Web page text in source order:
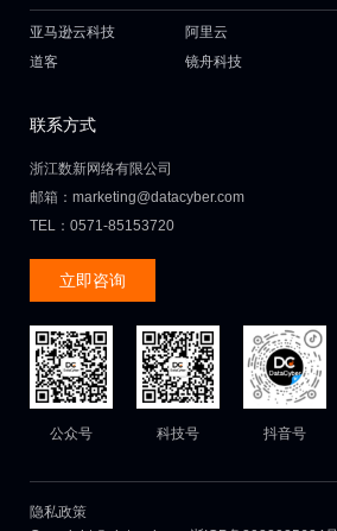
亚马逊云科技 阿里云
道客
镜舟科技
联系方式
浙江数新网络有限公司
邮箱：marketing@datacyber.com
TEL：0571-85153720
立即咨询
公众号 科技号 抖音号
隐私政策